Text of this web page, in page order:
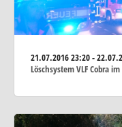
21.07.201623:20 -
Löschsystem VLF Cobra